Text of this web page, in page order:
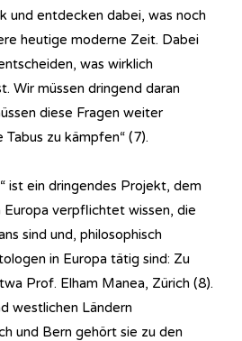
und entdecken dabei, was noch
heutige moderne Zeit. Dabei
was wirklich
Wir müssen dringend daran
diese Fragen weiter
zu kämpfen“ (7).
ist ein dringendes Projekt, dem
Europa verpflichtet wissen, die
sind und, philosophisch
in Europa tätig sind: Zu
Prof. Elham Manea, Zürich (8).
westlichen Ländern
und Bern gehört sie zu den